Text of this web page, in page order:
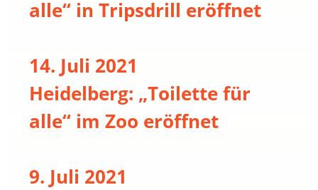
alle“ in Tripsdrill eröffnet
14. Juli 2021
Heidelberg: „Toilette für
alle“ im Zoo eröffnet
9. Juli 2021